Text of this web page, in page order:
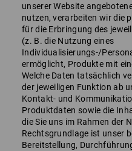
unserer Website
nutzen, verarbeiten wir die
für die Erbringung des
(z. B. die Nutzung eines
Individualisierungs-/
ermöglicht, Produkte mit
Welche Daten tatsächlich
der jeweiligen Funktion ab
Kontakt- und
Produktdaten sowie die
die Sie uns im Rahmen der
Rechtsgrundlage ist unser
Bereitstellung,